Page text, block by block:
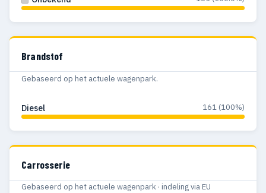
Brandstof
Gebaseerd op het actuele wagenpark.
Diesel 161 (100%)
Carrosserie
Gebaseerd op het actuele wagenpark · indeling via EU